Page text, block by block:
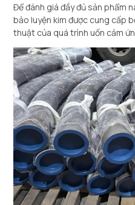
Để đánh giá đầy đủ sản phẩm
bảo luyện kim được cung cấp
thuật của quá trình uốn cảm